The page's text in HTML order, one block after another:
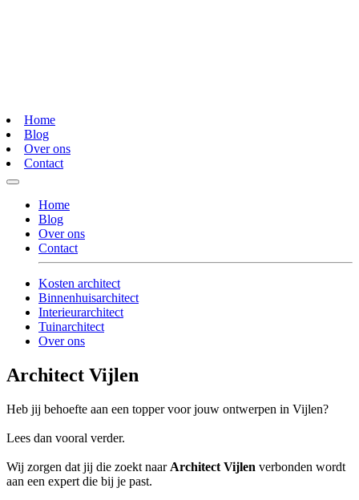
Home
Blog
Over ons
Contact
Home
Blog
Over ons
Contact
Kosten architect
Binnenhuisarchitect
Interieurarchitect
Tuinarchitect
Over ons
Architect Vijlen
Heb jij behoefte aan een topper voor jouw ontwerpen in Vijlen?
Lees dan vooral verder.
Wij zorgen dat jij die zoekt naar Architect Vijlen verbonden wordt
aan een expert die bij je past.